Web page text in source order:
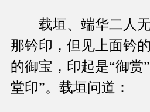
载垣、端华二人
那钤印，但见上面钤
的御宝，印起是“御赏
堂印”。载垣问道：